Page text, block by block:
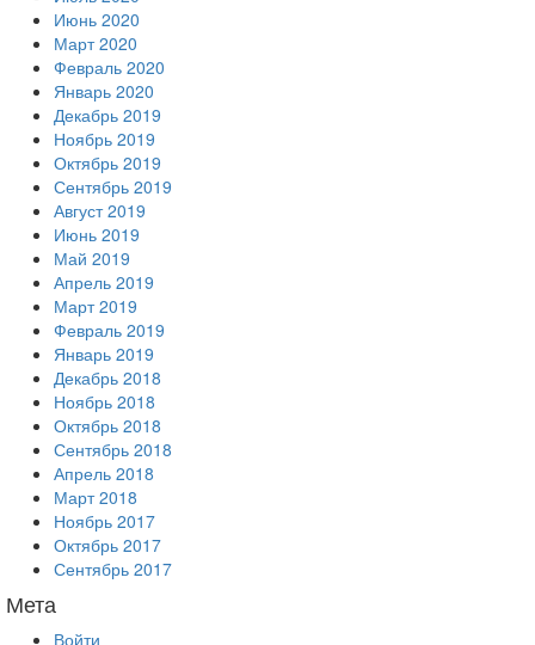
Июнь 2020
Март 2020
Февраль 2020
Январь 2020
Декабрь 2019
Ноябрь 2019
Октябрь 2019
Сентябрь 2019
Август 2019
Июнь 2019
Май 2019
Апрель 2019
Март 2019
Февраль 2019
Январь 2019
Декабрь 2018
Ноябрь 2018
Октябрь 2018
Сентябрь 2018
Апрель 2018
Март 2018
Ноябрь 2017
Октябрь 2017
Сентябрь 2017
Мета
Войти